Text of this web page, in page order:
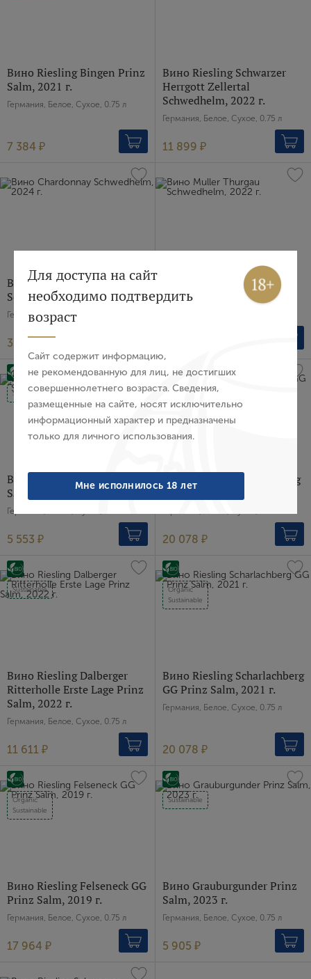
Вино Riesling Bingen Prinz
Salm, 2021 г.
Германия, Белое, Сухое, 0.75 л
7 384 ₽
Вино Riesling Schwarzer
Herrgott Zellertal
Schwedhelm, 2022 г.
Германия, Белое, Сухое, 0.75 л
11 899 ₽
Вино Chardonnay
Schwedhelm, 2024 г.
Германия, Белое, Сухое, 0.75 л
3 205 ₽
Вино Muller Thurgau
Schwedhelm, 2022 г.
Sustainable
Вино Weissburgunder Prinz
Salm, 2023 г.
Германия, Белое, Сухое, 0.75 л
5 553 ₽
Organic
Sustainable
Вино Riesling Johannisberg
GG Prinz Salm, 2021 г.
20 078 ₽
Sustainable
Вино Riesling Dalberger
Ritterholle Erste Lage Prinz
Salm, 2022 г.
Германия, Белое, Сухое, 0.75 л
11 611 ₽
Organic
Sustainable
Вино Riesling Scharlachberg
GG Prinz Salm, 2021 г.
Германия, Белое, Сухое, 0.75 л
20 078 ₽
Organic
Sustainable
Вино Riesling Felseneck GG
Prinz Salm, 2019 г.
Германия, Белое, Сухое, 0.75 л
17 964 ₽
Sustainable
Вино Grauburgunder Prinz
Salm, 2023 г.
Германия, Белое, Сухое, 0.75 л
5 905 ₽
Для доступа на сайт
необходимо подтвердить
возраст
Сайт содержит информацию,
не рекомендованную для лиц, не достигших
совершеннолетнего возраста. Сведения,
размещенные на сайте, носят исключительно
информационный характер и предназначены
только для личного использования.
Мне исполнилось 18 лет
Вход Регистрация
Пароль
Войти
Создание учетной записи
Зарегистрироваться
Я согласен с условиями
пользовательского
Я хочу получать инфромацию об акциях и купоны со
скидкой